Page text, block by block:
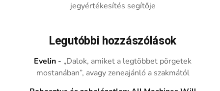
jegyértékesítés segítője
Legutóbbi hozzászólások
Evelin - „Dalok, amiket a legtöbbet pörgetek
mostanában”, avagy zeneajánló a szakmától